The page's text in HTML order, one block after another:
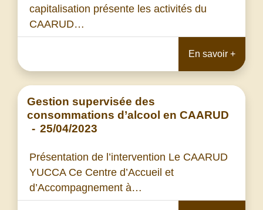
capitalisation présente les activités du
CAARUD…
En savoir +
Gestion supervisée des
consommations d’alcool en CAARUD
- 25/04/2023
Présentation de l’intervention Le CAARUD
YUCCA Ce Centre d’Accueil et
d’Accompagnement à…